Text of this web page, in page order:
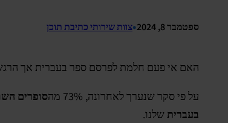
ספטמבר 8, 2024 •צוות שירותי כתיבת תוכן
האם אי פעם חלמת לפרסם ספר בעברית אך
על פי סקר שנערך לאחרונה, 73% מה
סופרים
בעבריתשלנו.